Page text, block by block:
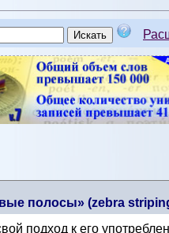
полосы» (zebra
подход к его